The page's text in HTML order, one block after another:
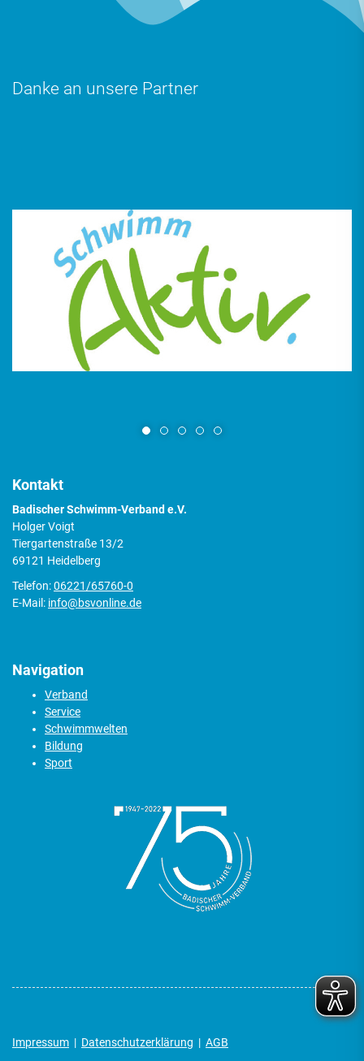
Danke an unsere Partner
Kontakt
Badischer Schwimm-Verband e.V.
Holger Voigt
Tiergartenstraße 13/2
69121 Heidelberg
Telefon:06221/65760-0
E-Mail: info@bsvonline.de
Navigation
Verband
Service
Schwimmwelten
Bildung
Sport
Impressum | Datenschutzerklärung | AGB